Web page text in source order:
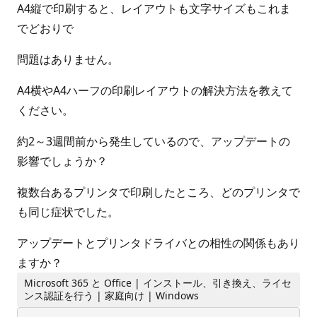
A4縦で印刷すると、レイアウトも文字サイズもこれま
でどおりで
問題はありません。
A4横やA4ハーフの印刷レイアウトの解決方法を教えて
ください。
約2～3週間前から発生しているので、アップデートの
影響でしょうか？
複数台あるプリンタで印刷したところ、どのプリンタで
も同じ症状でした。
アップデートとプリンタドライバとの相性の関係もあり
ますか？
Microsoft 365 と Office | インストール、引き換え、ライセ
ンス認証を行う | 家庭向け | Windows